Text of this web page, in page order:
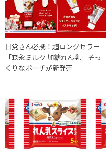
甘党さん必携！超ロングセラー
「森永ミルク 加糖れん乳」そっ
くりなポーチが新発売